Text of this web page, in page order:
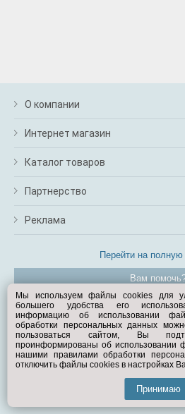
О компании
Интернет магазин
Каталог товаров
Партнерство
Реклама
Перейти на
Вам
© Exist.ru
Мы используем файлы cookies для
большего удобства его
информацию об использовании
обработки персональных данных
пользоваться сайтом, Вы
проинформированы об использовании
нашими правилами обработки
отключить файлы cookies в настройках
Принимаю